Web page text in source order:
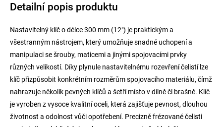
Detailní popis produktu
Nastavitelný klíč o délce 300 mm (12") je praktickým a
všestranným nástrojem, který umožňuje snadné uchopení a
manipulaci se šrouby, maticemi a jinými spojovacími prvky
různých velikostí. Díky plynule nastavitelnému rozevření čelistí lze
klíč přizpůsobit konkrétním rozměrům spojovacího materiálu, čímž
nahrazuje několik pevných klíčů a šetří místo v dílně či brašně. Klíč
je vyroben z vysoce kvalitní oceli, která zajišťuje pevnost, dlouhou
životnost a odolnost vůči opotřebení. Precizně frézované čelisti